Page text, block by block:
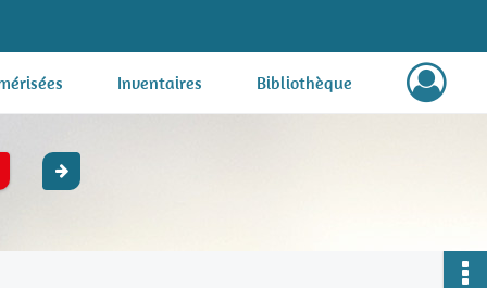
Inventaires Bibliothèque